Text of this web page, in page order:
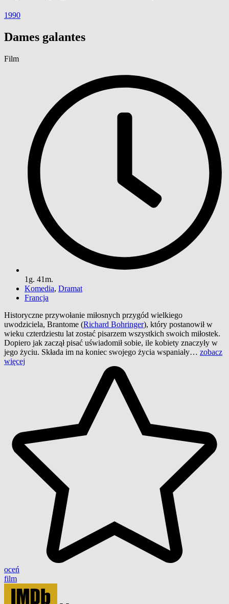
1990
Dames galantes
Film
1g. 41m.
Komedia, Dramat
Francja
Historyczne przywołanie miłosnych przygód wielkiego
uwodziciela, Brantome (Richard Bohringer), który postanowił w
wieku czterdziestu lat zostać pisarzem wszystkich swoich miłostek.
Dopiero jak zaczął pisać uświadomił sobie, ile kobiety znaczyły w
jego życiu. Składa im na koniec swojego życia wspaniały… zobacz
więcej
oceń
film